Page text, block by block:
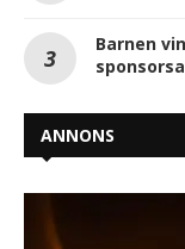
Barnen
ANNONS